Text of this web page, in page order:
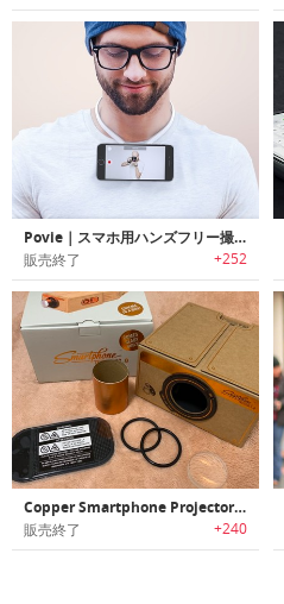
Povie｜スマホ用ハンズフリー撮影ネックレス「ポビー」
販売終了 +252
Copper Smartphone Projector｜ノスタルジックなスマホ用DIYプロジェクター
販売終了 +240